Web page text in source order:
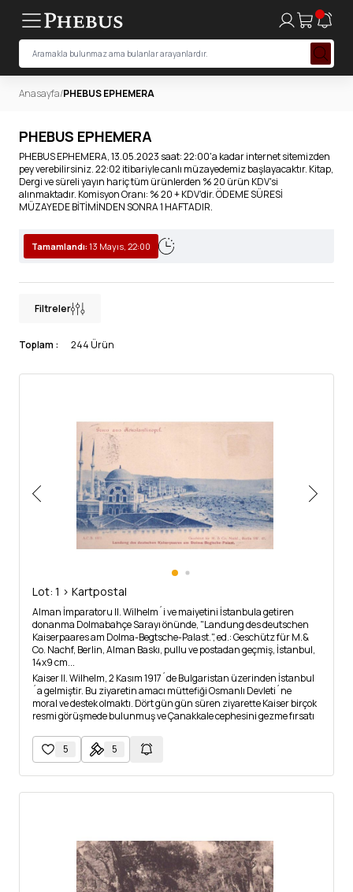
Anasayfa/PHEBUS EPHEMERA
PHEBUS EPHEMERA
PHEBUS EPHEMERA, 13.05.2023 saat: 22:00'a kadar internet sitemizden
pey verebilirsiniz. 22:02 itibariyle canlı müzayedemiz başlayacaktır. Kitap,
Dergi ve süreli yayın hariç tüm ürünlerden % 20 ürün KDV'si
alınmaktadır. Komisyon Oranı: % 20 + KDV'dir. ÖDEME SÜRESİ
MÜZAYEDE BİTİMİNDEN SONRA 1 HAFTADIR.
Tamamlandı:13 Mayıs, 22:00
Filtreler
Toplam : 244 Ürün
Lot: 1 > Kartpostal
Alman İmparatoru II. Wilhelm´i ve maiyetini İstanbula getiren
donanma Dolmabahçe Sarayı önünde, "Landung des deutschen
Kaiserpaares am Dolma-Begtsche-Palast.", ed.: Geschütz für M.&
Co. Nachf, Berlin, Alman Baskı, pullu ve postadan geçmiş, İstanbul,
14x9 cm...
Kaiser II. Wilhelm, 2 Kasım 1917´de Bulgaristan üzerinden İstanbul
´a gelmiştir. Bu ziyaretin amacı müttefiği Osmanlı Devleti´ne
moral ve destek olmaktı. Dört gün gün süren ziyarette Kaiser birçok
resmi görüşmede bulunmuş ve Çanakkale cephesini gezme fırsatı
5
5